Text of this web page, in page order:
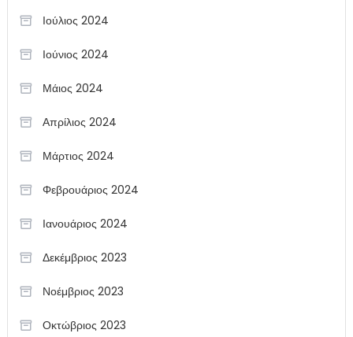
Ιούλιος 2024
Ιούνιος 2024
Μάιος 2024
Απρίλιος 2024
Μάρτιος 2024
Φεβρουάριος 2024
Ιανουάριος 2024
Δεκέμβριος 2023
Νοέμβριος 2023
Οκτώβριος 2023